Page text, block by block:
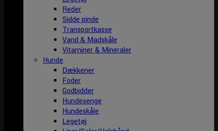
Reder
Sidde pinde
Transportkasse
Vand & Madskåle
Vitaminer & Mineraler
Hunde
Dækkener
Foder
Godbidder
Hundesenge
Hundeskåle
Legetøj